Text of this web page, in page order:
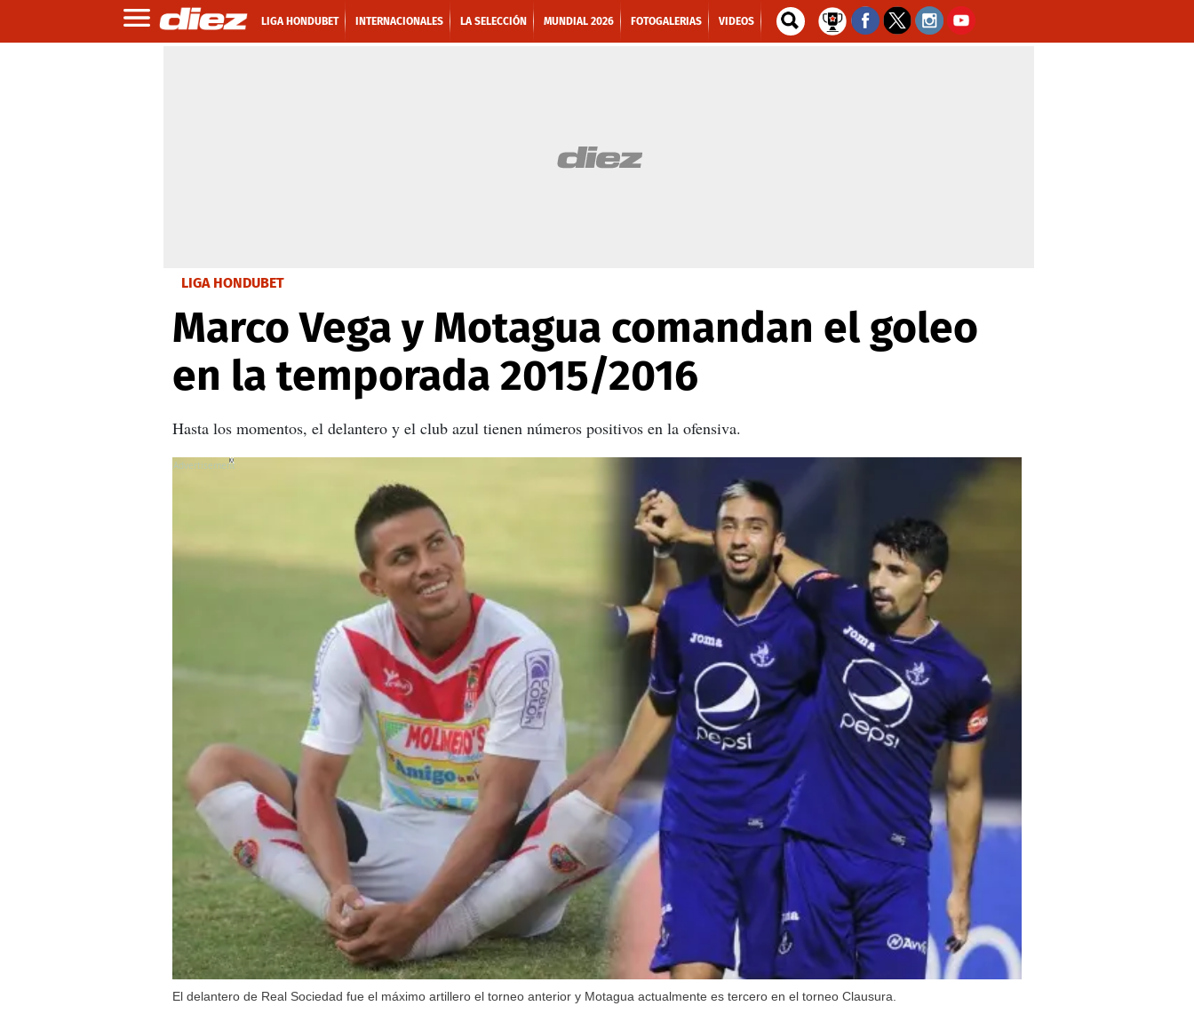
LIGA HONDUBET INTERNACIONALES LA SELECCIÓN MUNDIAL 2026 FOTOGALERIAS VIDEOS
LIGA HONDUBET
Marco Vega y Motagua comandan el goleo
en la temporada 2015/2016
Hasta los momentos, el delantero y el club azul tienen números positivos en la ofensiva.
El delantero de Real Sociedad fue el máximo artillero el torneo anterior y Motagua actualmente es tercero en el torneo Clausura.
X